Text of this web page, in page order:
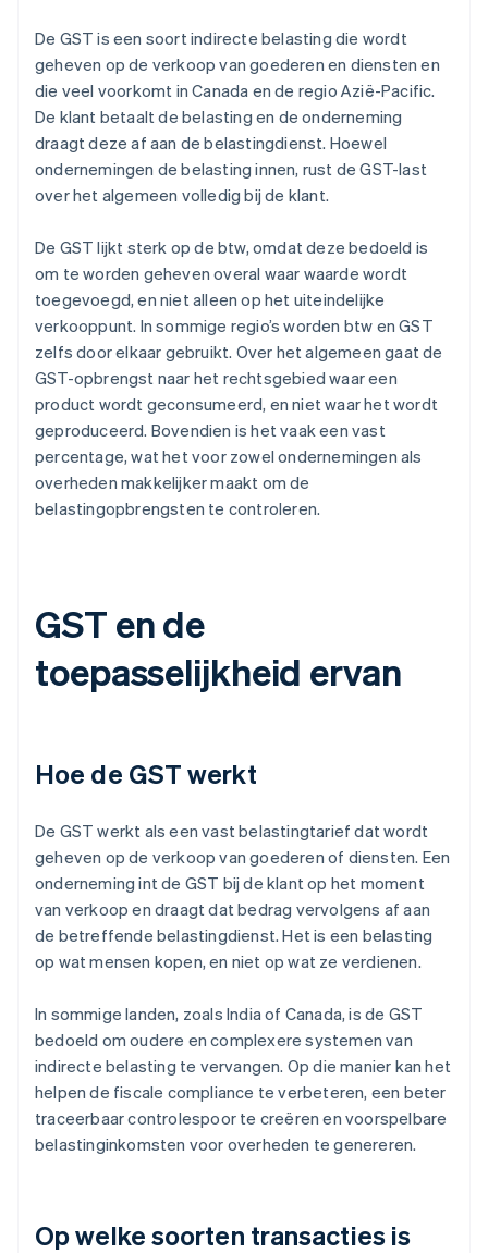
De GST is een soort indirecte belasting die wordt
geheven op de verkoop van goederen en diensten en
die veel voorkomt in Canada en de regio Azië-Pacific.
De klant betaalt de belasting en de onderneming
draagt deze af aan de belastingdienst. Hoewel
ondernemingen de belasting innen, rust de GST-last
over het algemeen volledig bij de klant.
De GST lijkt sterk op de btw, omdat deze bedoeld is
om te worden geheven overal waar waarde wordt
toegevoegd, en niet alleen op het uiteindelijke
verkooppunt. In sommige regio’s worden btw en GST
zelfs door elkaar gebruikt. Over het algemeen gaat de
GST-opbrengst naar het rechtsgebied waar een
product wordt geconsumeerd, en niet waar het wordt
geproduceerd. Bovendien is het vaak een vast
percentage, wat het voor zowel ondernemingen als
overheden makkelijker maakt om de
belastingopbrengsten te controleren.
GST en de
toepasselijkheid ervan
Hoe de GST werkt
De GST werkt als een vast belastingtarief dat wordt
geheven op de verkoop van goederen of diensten. Een
onderneming int de GST bij de klant op het moment
van verkoop en draagt dat bedrag vervolgens af aan
de betreffende belastingdienst. Het is een belasting
op wat mensen kopen, en niet op wat ze verdienen.
In sommige landen, zoals India of Canada, is de GST
bedoeld om oudere en complexere systemen van
indirecte belasting te vervangen. Op die manier kan het
helpen de fiscale compliance te verbeteren, een beter
traceerbaar controlespoor te creëren en voorspelbare
belastinginkomsten voor overheden te genereren.
Op welke soorten transacties is